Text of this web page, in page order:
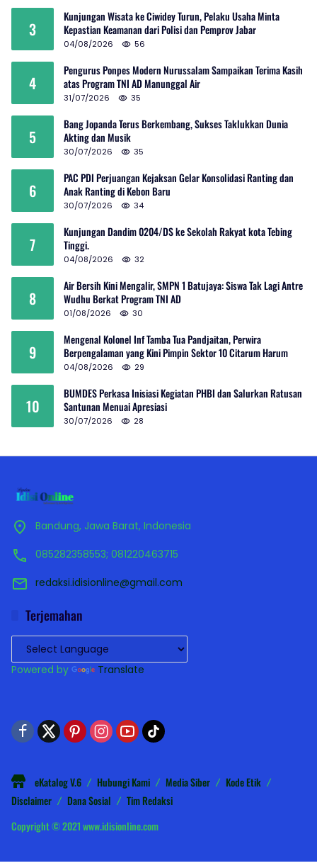
3
Kunjungan Wisata ke Ciwidey Turun, Pelaku Usaha Minta
Kepastian Keamanan dari Polisi dan Pemprov Jabar
04/08/2026 56
4
Pengurus Ponpes Modern Nurussalam Sampaikan Terima Kasih
atas Program TNI AD Manunggal Air
31/07/2026 35
5
Bang Jopanda Terus Berkembang, Sukses Taklukkan Dunia
Akting dan Musik
30/07/2026 35
6
PAC PDI Perjuangan Kejaksan Gelar Konsolidasi Ranting dan
Anak Ranting di Kebon Baru
30/07/2026 34
7
Kunjungan Dandim 0204/DS ke Sekolah Rakyat kota Tebing
Tinggi.
04/08/2026 32
8
Air Bersih Kini Mengalir, SMPN 1 Batujaya: Siswa Tak Lagi Antre
Wudhu Berkat Program TNI AD
01/08/2026 30
9
Mengenal Kolonel Inf Tamba Tua Pandjaitan, Perwira
Berpengalaman yang Kini Pimpin Sektor 10 Citarum Harum
04/08/2026 29
10
BUMDES Perkasa Inisiasi Kegiatan PHBI dan Salurkan Ratusan
Santunan Menuai Apresiasi
30/07/2026 28
Bandung, Jawa Barat, Indonesia
085282358553; 081220463715
redaksi.idisionline@gmail.com
Terjemahan
Powered by Translate
eKatalog V.6 Hubungi Kami Media Siber
Kode Etik
Disclaimer
Dana Sosial
Tim Redaksi
Copyright © 2021 www.idisionline.com